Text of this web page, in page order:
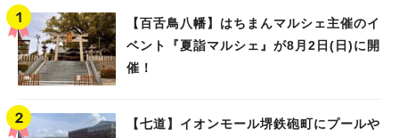
【百舌鳥八幡】はちまんマルシェ主催のイ
ベント『夏詣マルシェ』が8月2日(日)に開
催！
【七道】イオンモール堺鉄砲町にプールや